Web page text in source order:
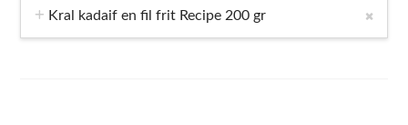
Kral kadaif en fil frit Recipe 200 gr